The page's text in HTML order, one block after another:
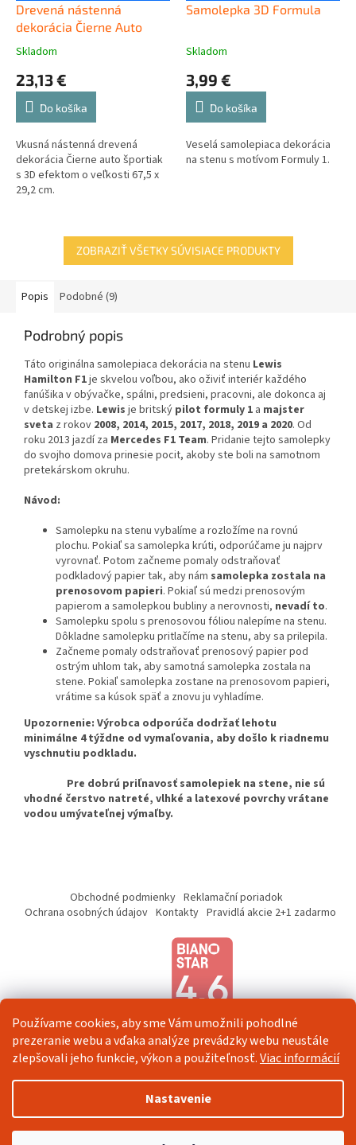
Používame cookies, aby sme Vám umožnili pohodlné
prezeranie webu a vďaka analýze prevádzky webu neustále
zlepšovali jeho funkcie, výkon a použiteľnosť.Viac informácií
Nastavenie
Drevená nástenná
dekorácia Čierne Auto
Skladom
23,13 €
Do košíka
Vkusná nástenná drevená
dekorácia Čierne auto športiak
s 3D efektom o veľkosti 67,5 x
29,2 cm.
Samolepka 3D Formula
Skladom
3,99 €
Do košíka
Veselá samolepiaca dekorácia
na stenu s motívom Formuly 1.
ZOBRAZIŤ VŠETKY SÚVISIACE PRODUKTY
Popis Podobné (9)
Podrobný popis
Táto originálna samolepiaca dekorácia na stenu Lewis
Hamilton F1je skvelou voľbou, ako oživiť interiér každého
fanúšika v obývačke, spálni, predsieni, pracovni, ale dokonca aj
v detskej izbe. Lewis je britský pilot formuly 1 a majster
sveta z rokov 2008, 2014, 2015, 2017, 2018, 2019 a 2020. Od
roku 2013 jazdí za Mercedes F1 Team. Pridanie tejto samolepky
do svojho domova prinesie pocit, akoby ste boli na samotnom
pretekárskom okruhu.
Návod:
Samolepku na stenu vybalíme a rozložíme na rovnú
plochu. Pokiaľ sa samolepka krúti, odporúčame ju najprv
vyrovnať. Potom začneme pomaly odstraňovať
podkladový papier tak, aby nám samolepka zostala na
prenosovom papieri. Pokiaľ sú medzi prenosovým
papierom a samolepkou bubliny a nerovnosti, nevadí to.
Samolepku spolu s prenosovou fóliou nalepíme na stenu.
Dôkladne samolepku pritlačíme na stenu, aby sa prilepila.
Začneme pomaly odstraňovať prenosový papier pod
ostrým uhlom tak, aby samotná samolepka zostala na
stene. Pokiaľ samolepka zostane na prenosovom papieri,
vrátime sa kúsok späť a znovu ju vyhladíme.
Upozornenie: Výrobca odporúča dodržať lehotu
minimálne 4 týždne od vymaľovania, aby došlo k riadnemu
vyschnutiu podkladu.
Pre dobrú priľnavosť samolepiek na stene, nie sú
vhodné čerstvo natreté, vlhké a latexové povrchy vrátane
vodou umývateľnej výmaľby.
Obchodné podmienky Reklamační poriadok
Ochrana osobných údajov Kontakty Pravidlá akcie 2+1 zadarmo
Copyright 2026Veselá Stena. Všetky práva vyhradené.Upraviť